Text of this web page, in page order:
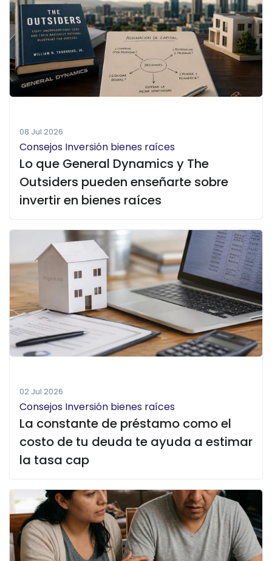
08 Jul 2026
Consejos Inversión bienes raíces
Lo que General Dynamics y The
Outsiders pueden enseñarte sobre
invertir en bienes raíces
02 Jul 2026
Consejos Inversión bienes raíces
La constante de préstamo como el
costo de tu deuda te ayuda a estimar
la tasa cap